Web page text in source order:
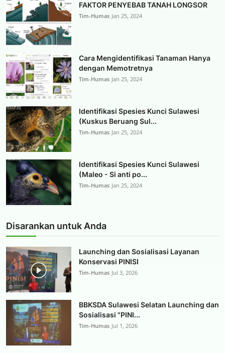
FAKTOR PENYEBAB TANAH LONGSOR
Tim-Humas Jan 25, 2024
Cara Mengidentifikasi Tanaman Hanya
dengan Memotretnya
Tim-Humas Jan 25, 2024
Identifikasi Spesies Kunci Sulawesi
(Kuskus Beruang Sul...
Tim-Humas Jan 25, 2024
Identifikasi Spesies Kunci Sulawesi
(Maleo - Si anti po...
Tim-Humas Jan 25, 2024
Disarankan untuk Anda
Launching dan Sosialisasi Layanan
Konservasi PINISI
Tim-Humas Jul 3, 2026
BBKSDA Sulawesi Selatan Launching dan
Sosialisasi "PINI...
Tim-Humas Jul 1, 2026